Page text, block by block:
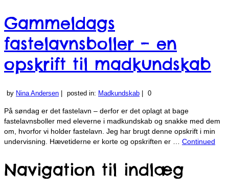
Gammeldags
fastelavnsboller – en
opskrift til madkundskab
by Nina Andersen posted in: Madkundskab 0
På søndag er det fastelavn – derfor er det oplagt at bage
fastelavnsboller med eleverne i madkundskab og snakke med dem
om, hvorfor vi holder fastelavn. Jeg har brugt denne opskrift i min
undervisning. Hævetiderne er korte og opskriften er … Continued
Navigation til indlæg